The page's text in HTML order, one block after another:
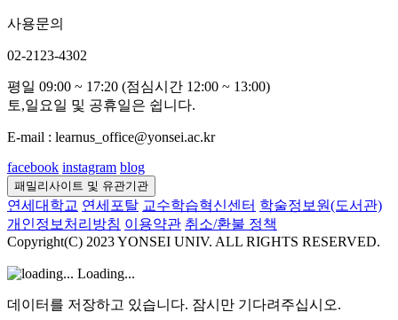
사용문의
02-2123-4302
평일 09:00 ~ 17:20 (점심시간 12:00 ~ 13:00)
토,일요일 및 공휴일은 쉽니다.
E-mail : learnus_office@yonsei.ac.kr
facebook instagram blog
패밀리사이트 및 유관기관
연세대학교 연세포탈 교수학습혁신센터 학술정보원(도서관)
개인정보처리방침 이용약관 취소/환불 정책
Copyright(C) 2023 YONSEI UNIV. ALL RIGHTS RESERVED.
Loading...
데이터를 저장하고 있습니다. 잠시만 기다려주십시오.